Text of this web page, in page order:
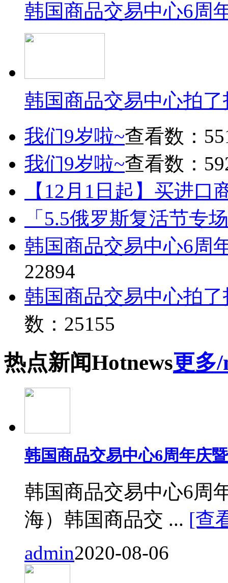
韩国商品交易中心6周
韩国商品交易中心拍
我们9岁啦~查看数：
我们9岁啦~查看数：
【12月1日起】买进口
「5.5俄罗斯复活节专
韩国商品交易中心6周
22894
韩国商品交易中心拍
数：25155
热点新闻Hotnews更多
韩国商品交易中心6周年庆
韩国商品交易中心6周
海）韩国商品交 ... [查
admin2020-08-06